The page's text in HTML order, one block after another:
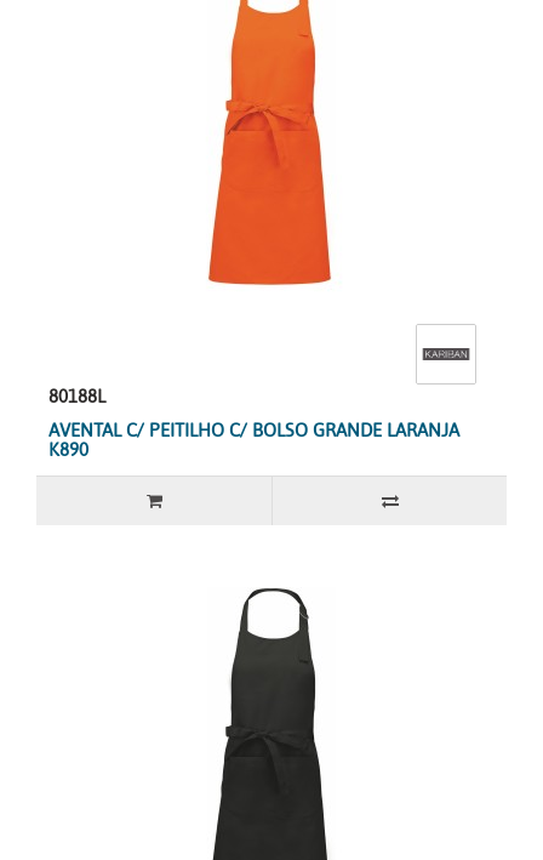
80188L
AVENTAL C/ PEITILHO C/ BOLSO GRANDE LARANJA
K890